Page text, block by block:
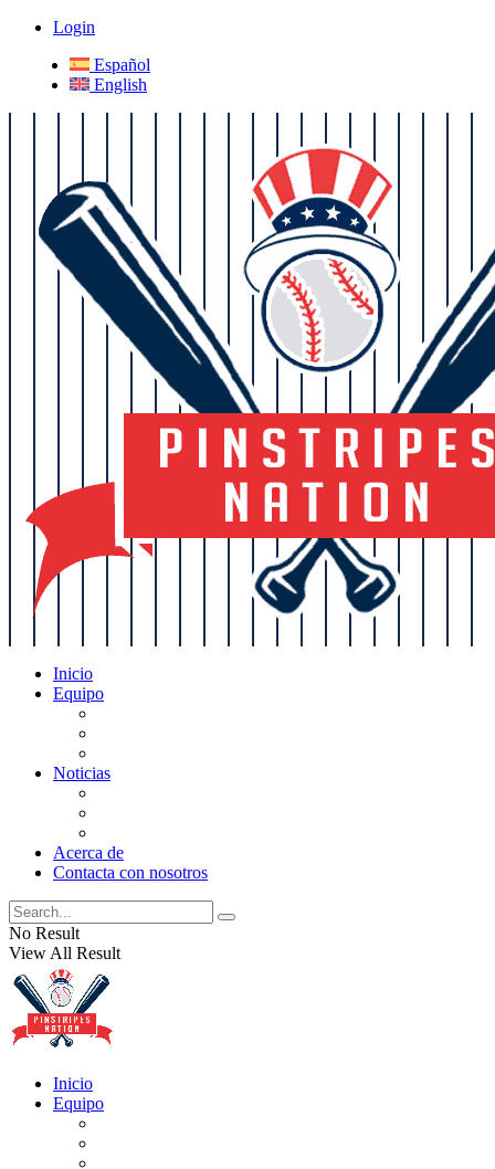
Login
Español
English
Inicio
Equipo
Noticias
Acerca de
Contacta con nosotros
No Result
View All Result
Inicio
Equipo